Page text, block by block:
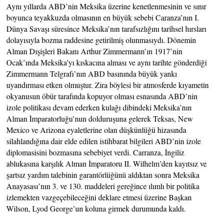
Aynı yıllarda ABD’nin Meksika üzerine kenetlenmesinin ve sınır
boyunca teyakkuzda olmasının en büyük sebebi Caranza’nın I.
Dünya Savaşı süresince Meksika’nın tarafsızlığını tarihsel hırsları
dolayısıyla bozma raddesine getirilmiş olunmasıydı. Dönemin
Alman Dışişleri Bakanı Arthur Zimmermann’ın 1917’nin
Ocak’ında Meksika’yı kıskacına alması ve aynı tarihte gönderdiği
Zimmermann Telgrafı’nın ABD basınında büyük yankı
uyandırması etken olmuştur. Zira böylesi bir atmosferde kıyametin
okyanusun öbür tarafında kopuyor olması esnasında ABD’nin
izole politikası devam ederken kulağı dibindeki Meksika’nın
Alman İmparatorluğu’nun dolduruşuna gelerek Teksas, New
Mexico ve Arizona eyaletlerine olan düşkünlüğü hizasında
silahlandığına dair elde edilen istihbarat bilgileri ABD’nin izole
diplomasisini bozmasına sebebiyet verdi. Carranza, İngiliz
ablukasına karşılık Alman İmparatoru II. Wilhelm’den kayıtsız ve
şartsız yardım talebinin garantörlüğünü aldıktan sonra Meksika
Anayasası’nın 3. ve 130. maddeleri gereğince ılımlı bir politika
izlemekten vazgeçebileceğini deklare etmesi üzerine Başkan
Wilson, Lyod George’un koluna girmek durumunda kaldı.